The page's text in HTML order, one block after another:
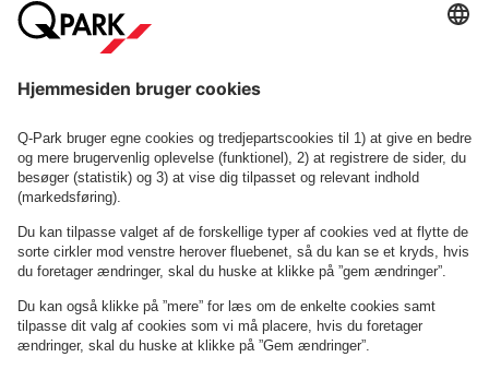
Læs mere om her
OmQ-Park
Erhverv